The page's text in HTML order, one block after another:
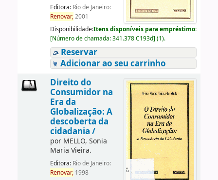
Editora: Rio de Janeiro:
Renovar,2001
Disponibilidade:Itens disponíveis para empréstimo:
[Número de chamada:341.378 C193d] (1).
Reservar
Adicionar ao seu carrinho
Direito do
Consumidor na
Era da
Globalização: A
descoberta da
cidadania /
por MELLO, Sonia
Maria Vieira.
Editora: Rio de Janeiro:
Renovar,1998